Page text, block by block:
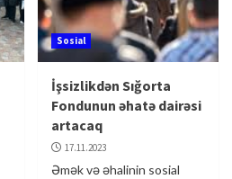
Sosial
İşsizlikdən Sığorta
Fondunun əhatə dairəsi
artacaq
17.11.2023
Əmək və əhalinin sosial